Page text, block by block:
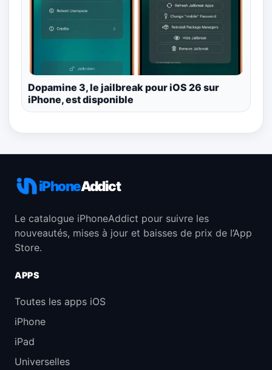
Dopamine 3, le jailbreak pour iOS 26 sur
iPhone, est disponible
iPhoneAddict
Le catalogue iPhoneAddict pour suivre les
nouveautés, mises à jour et baisses de prix de l’App
Store.
APPS
Toutes les apps iOS
iPhone
iPad
Universelles